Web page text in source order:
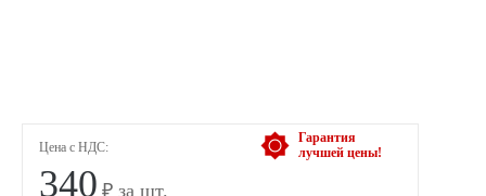
Гарантия
лучшей цены!
Цена с НДС:
340 ₽ за шт.